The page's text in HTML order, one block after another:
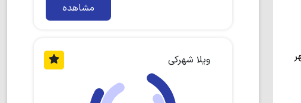
مشاهده
ویلا شهرکی